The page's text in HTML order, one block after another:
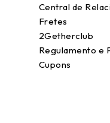
Central de
Fretes
2Getherclub
Regulamento e
Cupons